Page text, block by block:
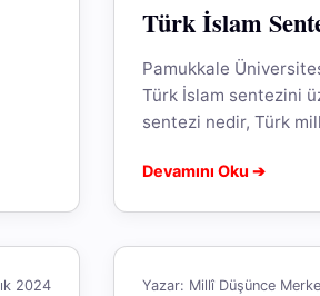
Türk İslam
Pamukkale
Türk İslam sentezini
sentezi nedir, Türk
Devamını Oku ➔
2024 Yazar: Millî Düşünce